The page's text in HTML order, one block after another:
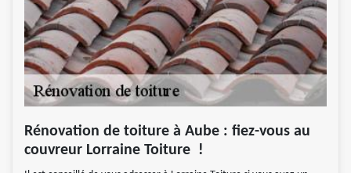
Rénovation de toiture à Aube : fiez-vous au
couvreur Lorraine Toiture !